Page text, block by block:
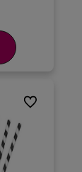
Do ulubionych